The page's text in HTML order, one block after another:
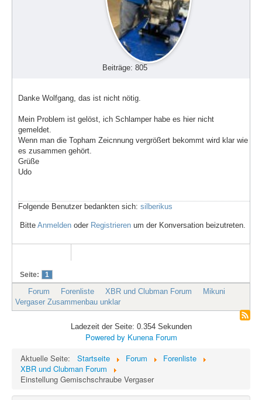
Beiträge: 805
Danke Wolfgang, das ist nicht nötig.
Mein Problem ist gelöst, ich Schlamper habe es hier nicht
gemeldet.
Wenn man die Topham Zeicnnung vergrößert bekommt wird klar wie
es zusammen gehört.
Grüße
Udo
Folgende Benutzer bedankten sich: silberikus
Bitte Anmelden oder Registrieren um der Konversation beizutreten.
Seite: 1
Forum Forenliste XBR und Clubman Forum
Mikuni
Vergaser Zusammenbau unklar
Ladezeit der Seite: 0.354 Sekunden
Powered by Kunena Forum
Aktuelle Seite:
Startseite Forum
Forenliste
XBR und Clubman Forum
Einstellung Gemischschraube Vergaser